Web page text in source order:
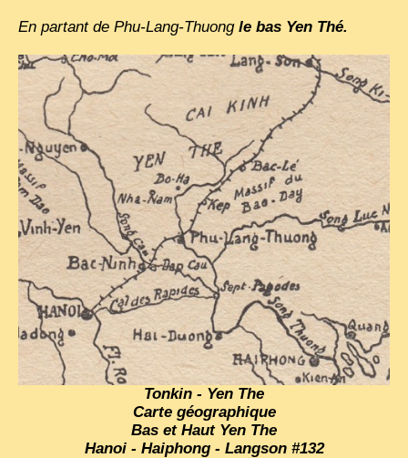
ANNAM
COCHINCHINA
TRIBES & TRADITIONS
LAOS
CAMBODIA
EXTRAORDINARY FINDS
VIETNAM 1950
FAMILY ARCHIVES
ECHOES OF THE PAST
INSTITUTIONS & BELIEFS
CRAFTS, CELEBRATIONS TRANSPORT
PAST & PRESENT
ODDITIES & CURIOSITIES
WHAT’S NEW
En partant de Phu-Lang-Thuong le bas Yen Thé.
Tonkin - Yen The
Carte géographique
Bas et Haut Yen The
Hanoi - Haiphong - Langson #132